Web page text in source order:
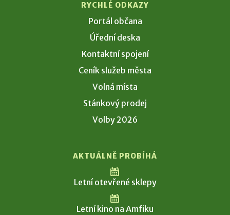
RYCHLÉ ODKAZY
Portál občana
Úřední deska
Kontaktní spojení
Ceník služeb města
Volná místa
Stánkový prodej
Volby 2026
AKTUÁLNĚ PROBÍHÁ
Letní otevřené sklepy
Letní kino na Amfiku